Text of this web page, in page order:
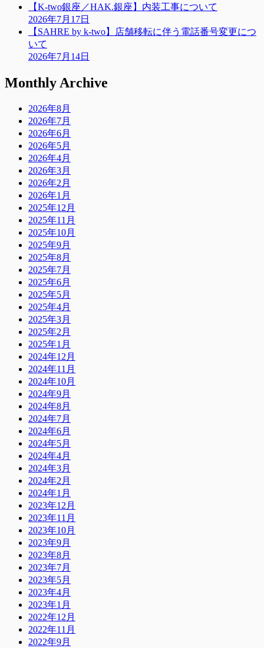
【K-two銀座／HAK.銀座】内装工事について
2026年7月17日
【SAHRE by k-two】店舗移転に伴う電話番号変更につ
いて
2026年7月14日
Monthly Archive
2026年8月
2026年7月
2026年6月
2026年5月
2026年4月
2026年3月
2026年2月
2026年1月
2025年12月
2025年11月
2025年10月
2025年9月
2025年8月
2025年7月
2025年6月
2025年5月
2025年4月
2025年3月
2025年2月
2025年1月
2024年12月
2024年11月
2024年10月
2024年9月
2024年8月
2024年7月
2024年6月
2024年5月
2024年4月
2024年3月
2024年2月
2024年1月
2023年12月
2023年11月
2023年10月
2023年9月
2023年8月
2023年7月
2023年5月
2023年4月
2023年1月
2022年12月
2022年11月
2022年9月